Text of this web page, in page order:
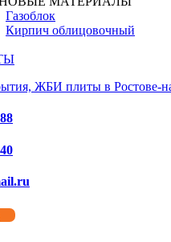
Газоблок
Кирпич облицовочный